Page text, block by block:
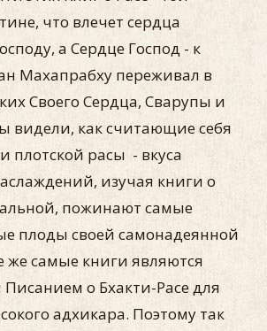
что влечет сердца
а Сердце Господ - к
Махапрабху переживал в
Своего Сердца, Сварупы и
видели, как считающие себя
плотской расы - вкуса
изучая книги о
пожинают самые
плоды своей самонадеянной
же самые книги являются
о Бхакти-Расе для
адхикара. Поэтому так